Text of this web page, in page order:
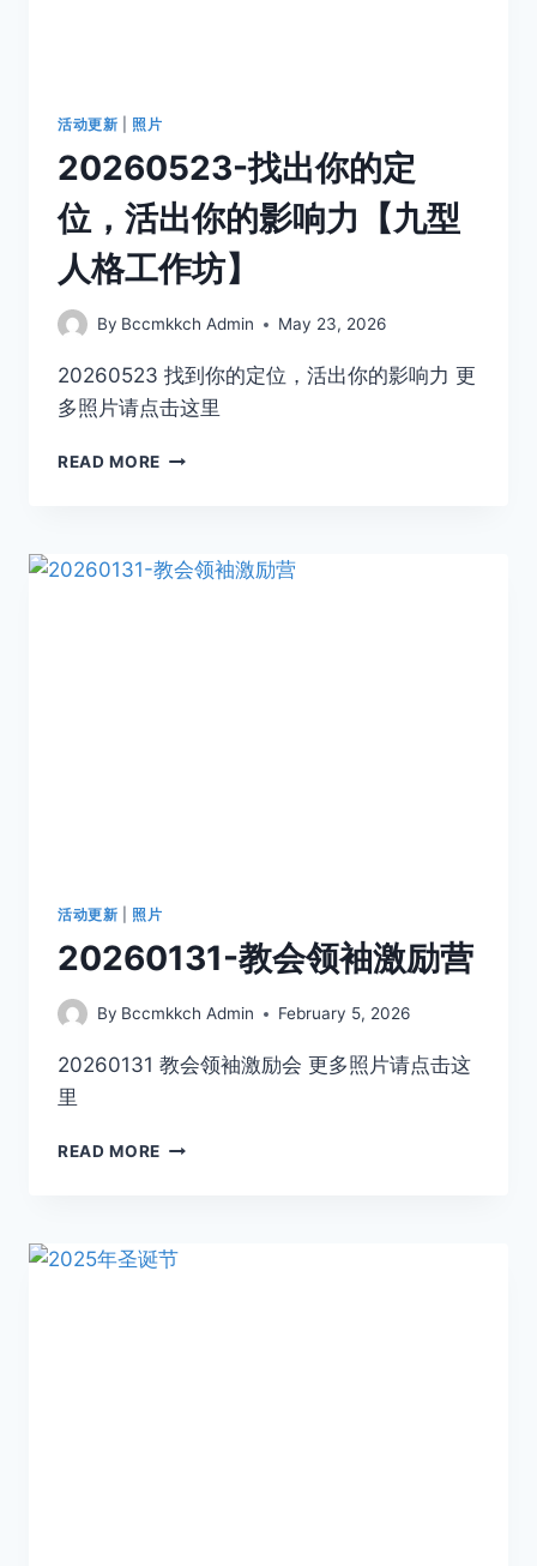
活动更新 照片
20260523-找出你的定
位，活出你的影响力【九型
人格工作坊】
By Bccmkkch Admin May 23, 2026
20260523 找到你的定位，活出你的影响力 更
多照片请点击这里
READ MORE
活动更新 照片
20260131-教会领袖激励营
By Bccmkkch Admin February 5, 2026
20260131 教会领袖激励会 更多照片请点击这
里
READ MORE